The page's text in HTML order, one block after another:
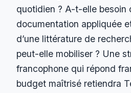
quotidien ? A-t-elle besoin
documentation appliquée
d’une littérature de
peut-elle mobiliser ? Une
francophone qui répond
budget maîtrisé retiendra